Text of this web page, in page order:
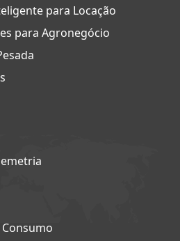
para Locação
para Agronegócio